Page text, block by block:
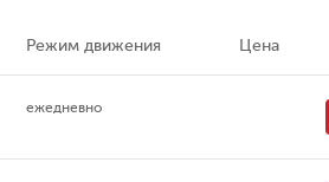
Режим движения Цена
ежедневно